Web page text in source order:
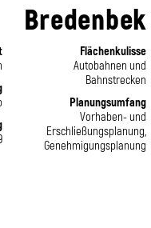
Bredenbek
Flächenkulisse
Autobahnen und
Bahnstrecken
Planungsumfang
Vorhaben- und
Erschließungsplanung,
Genehmigungsplanung